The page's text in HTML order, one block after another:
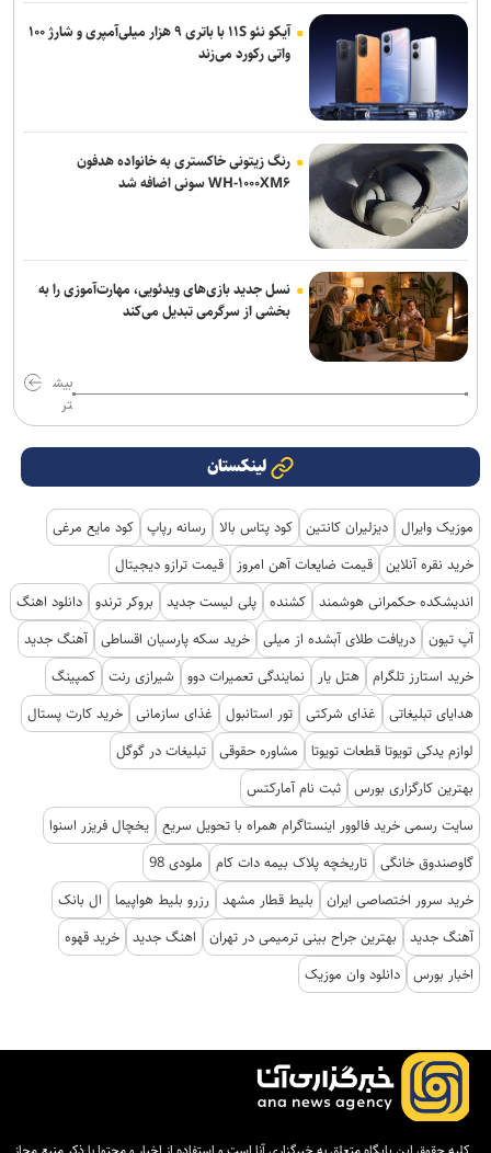
آیکو نئو ۱۱S با باتری ۹ هزار میلی‌آمپری و شارژ ۱۰۰
واتی رکورد می‌زند
رنگ زیتونی خاکستری به خانواده هدفون
WH-۱۰۰۰XM۶ سونی اضافه شد
نسل جدید بازی‌های ویدئویی، مهارت‌آموزی را به
بخشی از سرگرمی تبدیل می‌کند
بیش
تر
لینکستان
موزیک وایرال دیزلیران کانتین کود پتاس بالا رسانه رپاپ کود مایع مرغی
خرید نقره آنلاین قیمت ضایعات آهن امروز
قیمت ترازو دیجیتال
اندیشکده حکمرانی هوشمند کشنده پلی لیست جدید بروکر ترندو دانلود اهنگ
آپ تیون دریافت طلای آبشده از میلی خرید سکه پارسیان اقساطی آهنگ جدید
خرید استارز تلگرام هتل یار نمایندگی تعمیرات دوو شیرازی رنت کمپینگ
هدایای تبلیغاتی
غذای شرکتی تور استانبول غذای سازمانی خرید کارت پستال
لوازم یدکی تویوتا قطعات تویوتا
مشاوره حقوقی تبلیغات در گوگل
بهترین کارگزاری بورس ثبت نام آمارکتس
سایت رسمی خرید فالوور اینستاگرام همراه با تحویل سریع یخچال فریزر اسنوا
گاوصندوق خانگی تاریخچه پلاک بیمه دات کام
ملودی 98
خرید سرور اختصاصی ایران
بلیط قطار مشهد رزرو بلیط هواپیما
ال بانک
آهنگ جدید
بهترین جراح بینی ترمیمی در تهران اهنگ جدید خرید قهوه
اخبار بورس دانلود وان موزیک